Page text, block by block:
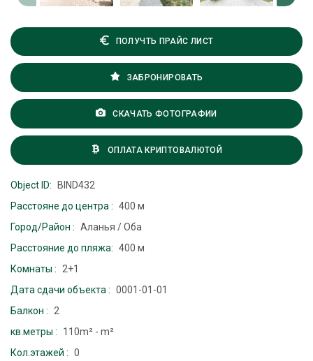
ПОЛУЧТЬ ПРАЙС ЛИСТ
ЗАБРОНИРОВАТЬ
СКАЧАТЬ ФОТОГРАФИИ
ОПЛАТА КРИПТОВАЛЮТОЙ
Object ID:
BIND432
Расстояне до центра : 400 м
Город/Район : Аланья / Оба
Расстояние до пляжа: 400 м
Комнаты :
2+1
Дата сдачи объекта : 0001-01-01
Балкон :
2
кв.метры :
110m² - m²
Кол.этажей : 0